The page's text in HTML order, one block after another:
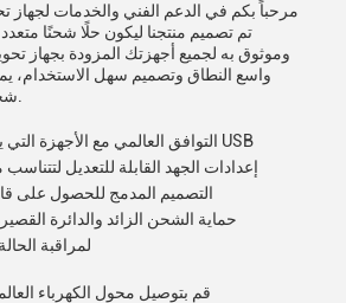
مرحباً بكم في الدعم الفني والخدمات لجهاز
وموثوق به لجميع أجهزتك المزودة بجهاز
واسع النطاق وتصميم سهل الاستخدام،
التوافق العالمي مع الأجهزة التي يتم شحنها بواسطة USB
إعدادات الجهد القابلة للتعديل
التصميم المدمج للحصول على
حماية الشحن الزائد والدائرة
مؤشر طاقة LED لمراقبة الحالة
قم بتوصيل محول الكهرباء